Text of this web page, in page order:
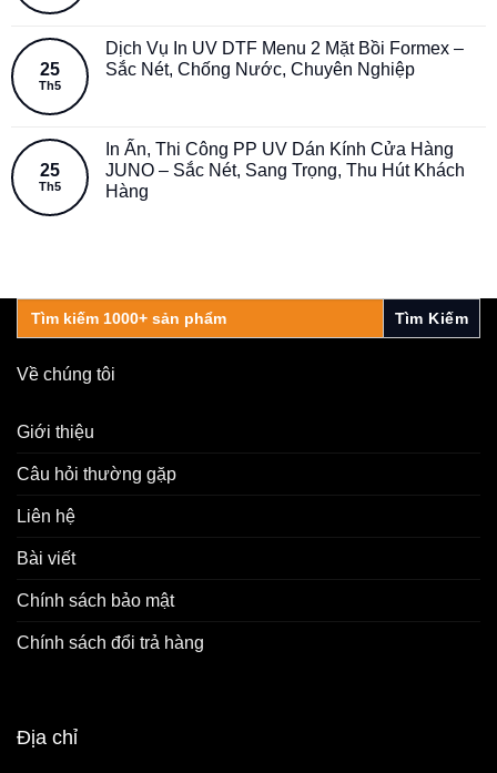
25
Th5
Dịch Vụ In UV DTF Menu 2 Mặt Bồi Formex –
Sắc Nét, Chống Nước, Chuyên Nghiệp
25
Th5
In Ấn, Thi Công PP UV Dán Kính Cửa Hàng
JUNO – Sắc Nét, Sang Trọng, Thu Hút Khách
Hàng
Search
for:
Về chúng tôi
Giới thiệu
Câu hỏi thường gặp
Liên hệ
Bài viết
Chính sách bảo mật
Chính sách đổi trả hàng
Địa chỉ